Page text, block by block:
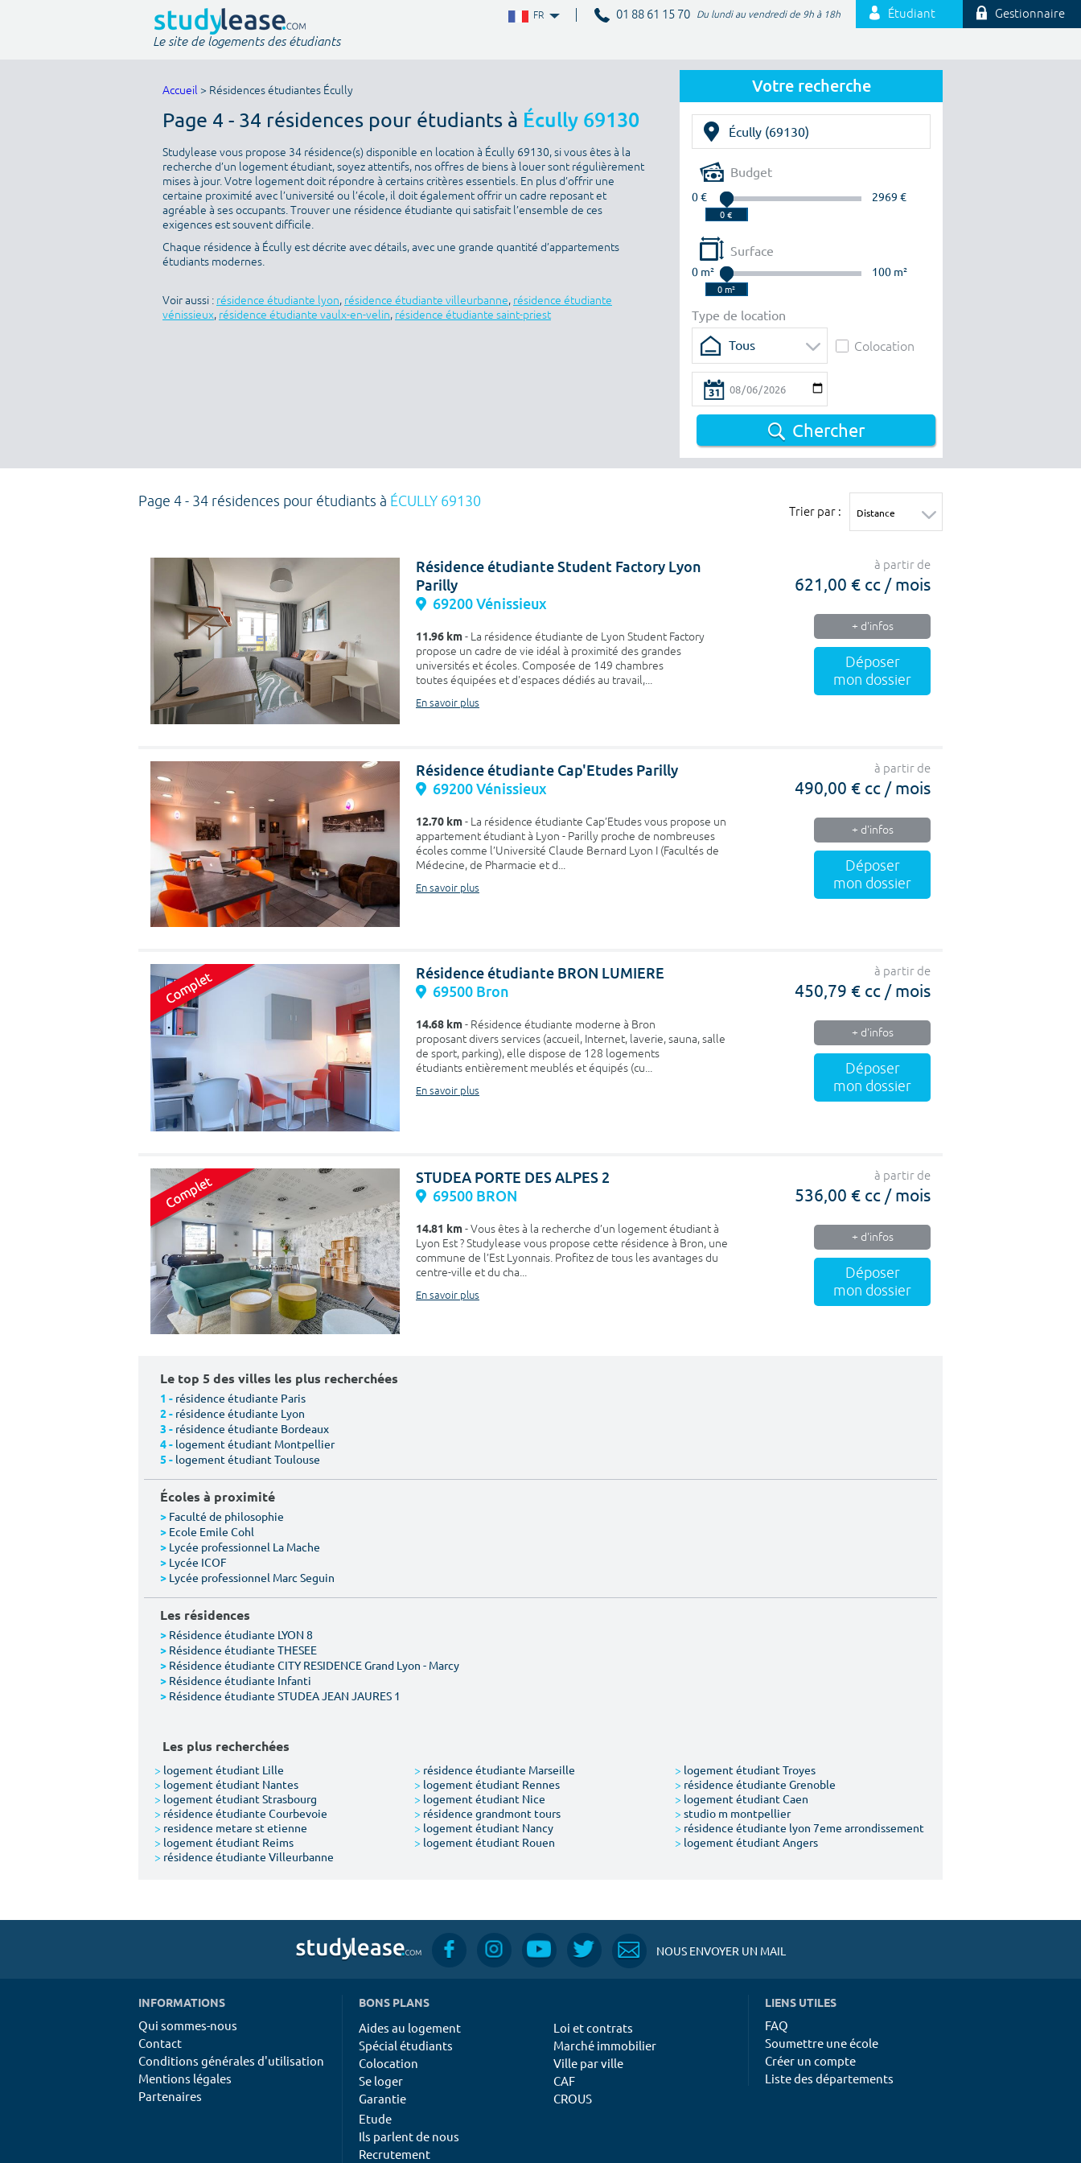
FR 01 88 61 15 70 Du lundi au vendredi de 9h à 18h Étudiant Gestionnaire
Le site de logements des étudiants
Votre recherche
Budget
0 € 2969 €
Surface
0 m² 100 m²
Type de location
Tous
Colocation
Chercher
Accueil > Résidences étudiantes Écully
Page 4 - 34 résidences pour étudiants à Écully 69130
Studylease vous propose 34 résidence(s) disponible en location à Écully 69130, si vous êtes à la
recherche d’un logement étudiant, soyez attentifs, nos offres de biens à louer sont régulièrement
mises à jour. Votre logement doit répondre à certains critères essentiels. En plus d’offrir une
certaine proximité avec l’université ou l’école, il doit également offrir un cadre reposant et
agréable à ses occupants. Trouver une résidence étudiante qui satisfait l’ensemble de ces
exigences est souvent difficile.
Chaque résidence à Écully est décrite avec détails, avec une grande quantité d’appartements
étudiants modernes.
Voir aussi : résidence étudiante lyon, résidence étudiante villeurbanne, résidence étudiante
vénissieux, résidence étudiante vaulx-en-velin, résidence étudiante saint-priest
Page 4 - 34 résidences pour étudiants à ÉCULLY 69130
Trier par :
Résidence étudiante Student Factory Lyon
Parilly
69200 Vénissieux
11.96 km- La résidence étudiante de Lyon Student Factory
propose un cadre de vie idéal à proximité des grandes
universités et écoles. Composée de 149 chambres
toutes équipées et d'espaces dédiés au travail,...
En savoir plus
à partir de
621,00 € cc / mois
+ d'infos
Déposer
mon dossier
Résidence étudiante Cap'Etudes Parilly
69200 Vénissieux
12.70 km- La résidence étudiante Cap’Etudes vous propose un
appartement étudiant à Lyon - Parilly proche de nombreuses
écoles comme l’Université Claude Bernard Lyon I (Facultés de
Médecine, de Pharmacie et d...
En savoir plus
à partir de
490,00 € cc / mois
+ d'infos
Déposer
mon dossier
Résidence étudiante BRON LUMIERE
69500 Bron
14.68 km- Résidence étudiante moderne à Bron
proposant divers services (accueil, Internet, laverie, sauna, salle
de sport, parking), elle dispose de 128 logements
étudiants entièrement meublés et équipés (cu...
En savoir plus
à partir de
450,79 € cc / mois
+ d'infos
Déposer
mon dossier
STUDEA PORTE DES ALPES 2
69500 BRON
14.81 km- Vous êtes à la recherche d’un logement étudiant à
Lyon Est ? Studylease vous propose cette résidence à Bron, une
commune de l’Est Lyonnais. Profitez de tous les avantages du
centre-ville et du cha...
En savoir plus
à partir de
536,00 € cc / mois
+ d'infos
Déposer
mon dossier
Le top 5 des villes les plus recherchées
1 - résidence étudiante Paris
2 - résidence étudiante Lyon
3 - résidence étudiante Bordeaux
4 - logement étudiant Montpellier
5 - logement étudiant Toulouse
Écoles à proximité
> Faculté de philosophie
> Ecole Emile Cohl
> Lycée professionnel La Mache
> Lycée ICOF
> Lycée professionnel Marc Seguin
Les résidences
> Résidence étudiante LYON 8
> Résidence étudiante THESEE
> Résidence étudiante CITY RESIDENCE Grand Lyon - Marcy
> Résidence étudiante Infanti
> Résidence étudiante STUDEA JEAN JAURES 1
Les plus recherchées
> logement étudiant Lille > résidence étudiante Marseille > logement étudiant Troyes
> logement étudiant Nantes > logement étudiant Rennes > résidence étudiante Grenoble
> logement étudiant Strasbourg > logement étudiant Nice > logement étudiant Caen
> résidence étudiante Courbevoie > résidence grandmont tours > studio m montpellier
> residence metare st etienne > logement étudiant Nancy > résidence étudiante lyon 7eme arrondissement
> logement étudiant Reims > logement étudiant Rouen > logement étudiant Angers
> résidence étudiante Villeurbanne
NOUS ENVOYER UN MAIL
INFORMATIONS
Qui sommes-nous
Contact
Conditions générales d'utilisation
Mentions légales
Partenaires
BONS PLANS
Aides au logement
Spécial étudiants
Colocation
Se loger
Garantie
Loi et contrats
Marché immobilier
Ville par ville
CAF
CROUS
Etude
Ils parlent de nous
Recrutement
LIENS UTILES
FAQ
Soumettre une école
Créer un compte
Liste des départements